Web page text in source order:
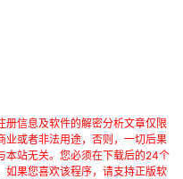
册信息及软件的解密分析文章仅限
业或者非法用途，否则，一切后果
本站无关。您必须在下载后的24个
如果您喜欢该程序，请支持正版软